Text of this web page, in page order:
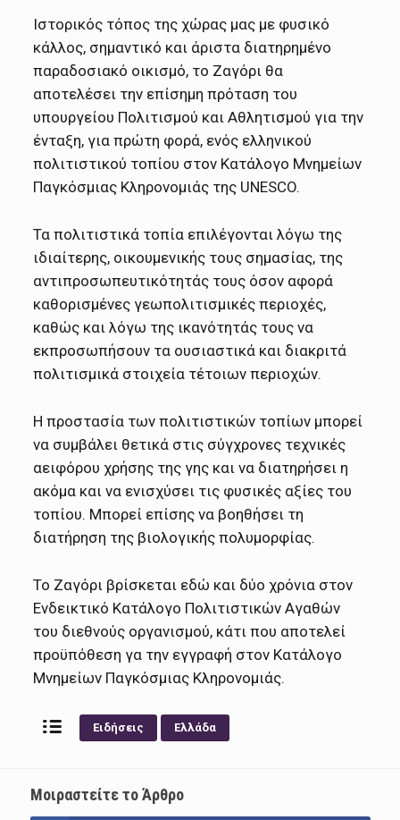
Ιστορικός τόπος της χώρας μας με φυσικό
κάλλος, σημαντικό και άριστα διατηρημένο
παραδοσιακό οικισμό, το Ζαγόρι θα
αποτελέσει την επίσημη πρόταση του
υπουργείου Πολιτισμού και Αθλητισμού για την
ένταξη, για πρώτη φορά, ενός ελληνικού
πολιτιστικού τοπίου στον Κατάλογο Μνημείων
Παγκόσμιας Κληρονομιάς της UNESCO.
Τα πολιτιστικά τοπία επιλέγονται λόγω της
ιδιαίτερης, οικουμενικής τους σημασίας, της
αντιπροσωπευτικότητάς τους όσον αφορά
καθορισμένες γεωπολιτισμικές περιοχές,
καθώς και λόγω της ικανότητάς τους να
εκπροσωπήσουν τα ουσιαστικά και διακριτά
πολιτισμικά στοιχεία τέτοιων περιοχών.
Η προστασία των πολιτιστικών τοπίων μπορεί
να συμβάλει θετικά στις σύγχρονες τεχνικές
αειφόρου χρήσης της γης και να διατηρήσει η
ακόμα και να ενισχύσει τις φυσικές αξίες του
τοπίου. Μπορεί επίσης να βοηθήσει τη
διατήρηση της βιολογικής πολυμορφίας.
Το Ζαγόρι βρίσκεται εδώ και δύο χρόνια στον
Ενδεικτικό Κατάλογο Πολιτιστικών Αγαθών
του διεθνούς οργανισμού, κάτι που αποτελεί
προϋπόθεση γα την εγγραφή στον Κατάλογο
Μνημείων Παγκόσμιας Κληρονομιάς.
Ειδήσεις Ελλάδα
Μοιραστείτε το Άρθρο